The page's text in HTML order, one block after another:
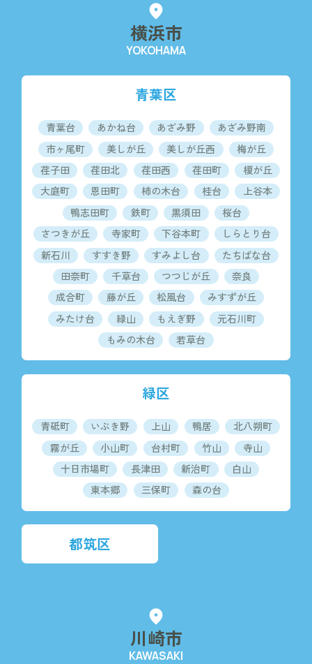
fmd_good
横浜市
YOKOHAMA
青葉区
青葉台 あかね台 あざみ野
あざみ野南
市ヶ尾町
美しが丘 美しが丘西
梅が丘
荏子田
荏田北 荏田西 荏田町
榎が丘
大庭町
恩田町 柿の木台 桂台
上谷本
鴨志田町
鉄町 黒須田
桜台
さつきが丘
寺家町 下谷本町
しらとり台
新石川
すすき野 すみよし台
たちばな台
田奈町
千草台 つつじが丘
奈良
成合町
藤が丘 松風台
みすずが丘
みたけ台
緑山 もえぎ野
元石川町
もみの木台
若草台
緑区
青砥町 いぶき野 上山 鴨居
北八朔町
霧が丘
小山町 台村町 竹山
寺山
十日市場町
長津田 新治町
白山
東本郷
三保町 森の台
都筑区
fmd_good
川崎市
KAWASAKI